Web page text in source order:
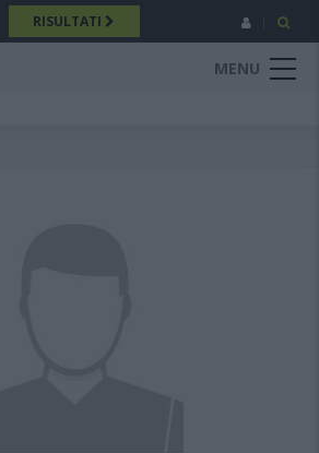
RISULTATI
MENU